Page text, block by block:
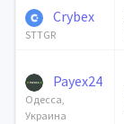
Crybex
STTGR
Payex24
Одесса,
Украина